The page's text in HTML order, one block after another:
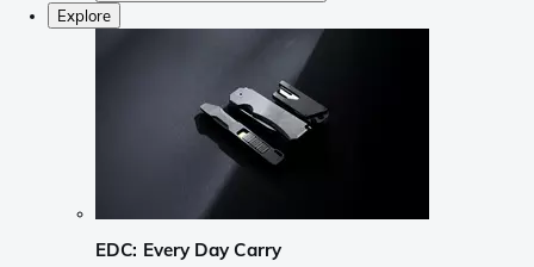
Explore
EDC: Every Day Carry